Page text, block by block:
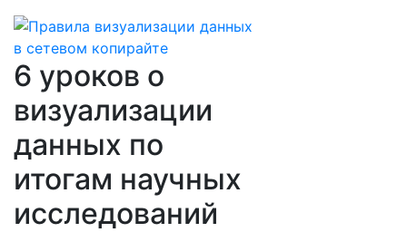
6 уроков о
визуализации
данных по
итогам научных
исследований